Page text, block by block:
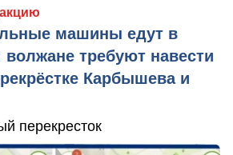
машины едут в
требуют навести
Карбышева и
перекресток